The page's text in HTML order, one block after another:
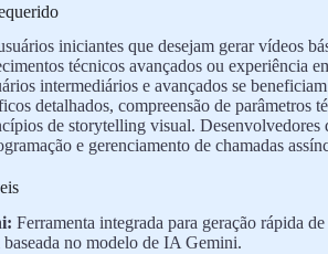
iniciantes que desejam gerar vídeos
técnicos avançados ou experiência
intermediários e avançados se
detalhados, compreensão de parâmetros
de storytelling visual.
e gerenciamento de chamadas
Ferramenta integrada para geração rápida
no modelo de IA Gemini.